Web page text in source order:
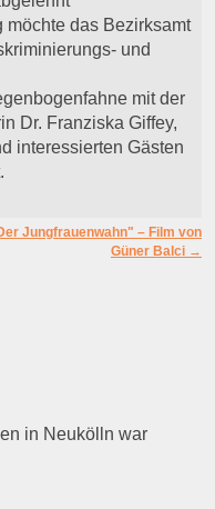
möchte das Bezirksamt
und
mit der
Dr. Franziska Giffey,
interessierten Gästen
Jungfrauenwahn" – Film von
Güner Balci
→
in Neukölln war